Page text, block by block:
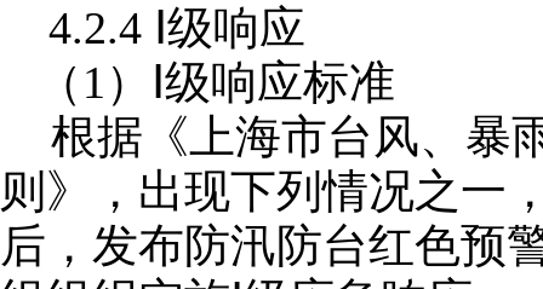
4.2.4 Ⅰ级响应
（ 1）Ⅰ级响应标准
根据《上海市台风、暴
则》，出现下列情况之一
后，发布防汛防台红色预